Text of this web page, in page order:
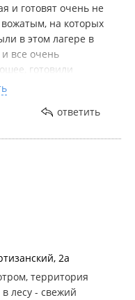
и готовят очень не
вожатым, на которых
в этом лагере в
все очень
готовили
ужас, насколько я
не кушали там..И
сломанной мебели.
ответить
2а
территория
лесу - свежий